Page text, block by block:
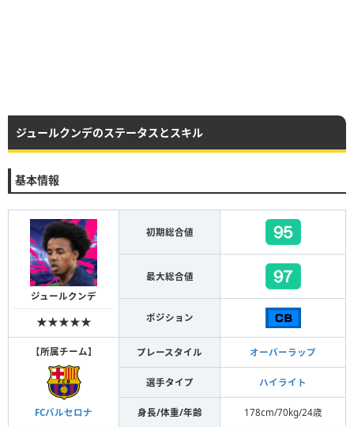
ジュールクンデのステータスとスキル
基本情報
ジュールクンデ
★★★★★
初期総合値
最大総合値
ポジション
【所属チーム】
FCバルセロナ
プレースタイル オーバーラップ
選手タイプ ハイライト
身長/体重/年齢 178cm/70kg/24歳